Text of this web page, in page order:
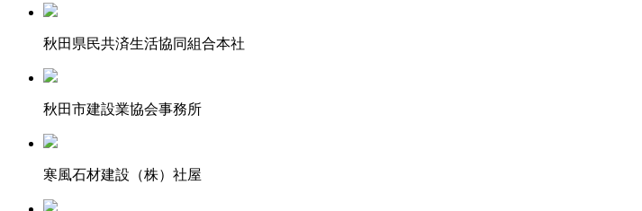
秋田県民共済生活協同組合本社
秋田市建設業協会事務所
寒風石材建設（株）社屋